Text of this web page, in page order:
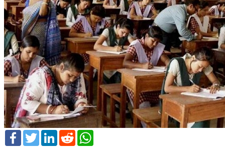
FacebookTwitterLinkedInReddit